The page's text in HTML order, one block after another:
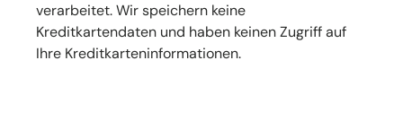
verarbeitet. Wir speichern keine
Kreditkartendaten und haben keinen Zugriff auf
Ihre Kreditkarteninformationen.